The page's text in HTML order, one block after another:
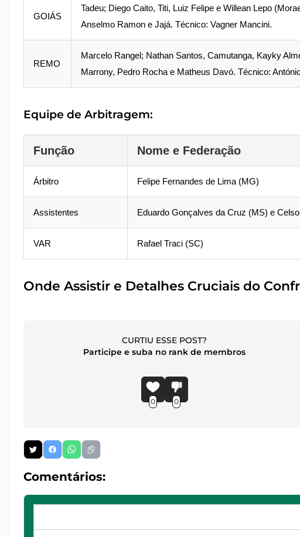
GOIÁS
Tadeu; Diego Caito, Titi, Luiz Felipe e Willean Lepo
Anselmo Ramon e Jajá. Técnico: Vagner Mancini.
REMO
Marcelo Rangel; Nathan Santos, Camutanga, Kayky
Marrony, Pedro Rocha e Matheus Davó. Técnico:
Equipe de Arbitragem:
Função Nome e Federação
Árbitro Felipe Fernandes de Lima (MG)
Assistentes Eduardo Gonçalves da Cruz (MS) e
VAR Rafael Traci (SC)
Onde Assistir e Detalhes Cruciais do
CURTIU ESSE POST?
Participe e suba no rank de membros
0 0
Comentários: